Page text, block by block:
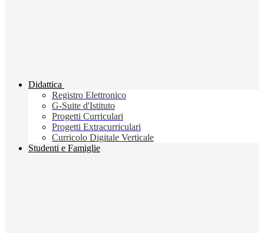
Didattica
Registro Elettronico
G-Suite d'Istituto
Progetti Curriculari
Progetti Extracurriculari
Curricolo Digitale Verticale
Studenti e Famiglie